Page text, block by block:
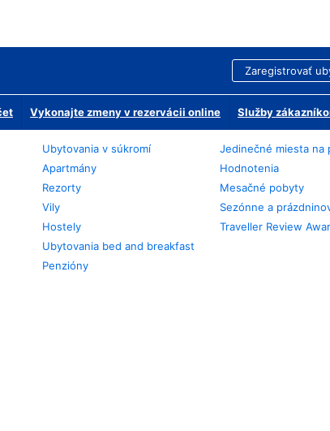
Zaregistrovať
Vykonajte zmeny v rezervácii online Služby
Ubytovania v súkromí
Apartmány
Rezorty
Vily
Hostely
Ubytovania bed and breakfast
Penzióny
Jedinečné miesta na
Hodnotenia
Mesačné pobyty
Sezónne a
Traveller Review